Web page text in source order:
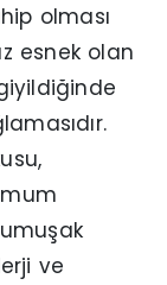
olması
esnek olan
ve